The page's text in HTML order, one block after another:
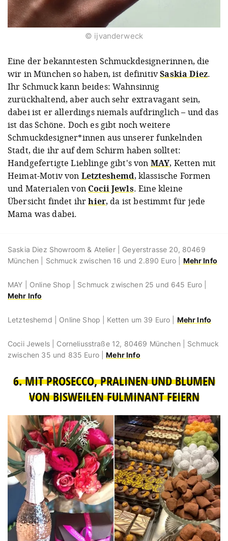
© ijvanderweck
Eine der bekanntesten Schmuckdesignerinnen, die
wir in München so haben, ist definitivSaskia Diez.
Ihr Schmuck kann beides: Wahnsinnig
zurückhaltend, aber auch sehr extravagant sein,
dabei ist er allerdings niemals aufdringlich – und das
ist das Schöne. Doch es gibt noch weitere
Schmuckdesigner*innen aus unserer funkelnden
Stadt, die ihr auf dem Schirm haben solltet:
Handgefertigte Lieblinge gibt's von MAY, Ketten mit
Heimat-Motiv von Letzteshemd, klassische Formen
und Materialen von Cocii Jewls. Eine kleine
Übersicht findet ihrhier, da ist bestimmt für jede
Mama was dabei.
Saskia Diez Showroom & Atelier | Geyerstrasse 20, 80469
München | Schmuck zwischen 16 und 2.890 Euro | Mehr Info
MAY | Online Shop | Schmuck zwischen 25 und 645 Euro |
Mehr Info
Letzteshemd | Online Shop | Ketten um 39 Euro | Mehr Info
Cocii Jewels | Corneliusstraße 12, 80469 München | Schmuck
zwischen 35 und 835 Euro |Mehr Info
6. MIT PROSECCO, PRALINEN UND BLUMEN
VON BISWEILEN FULMINANT FEIERN